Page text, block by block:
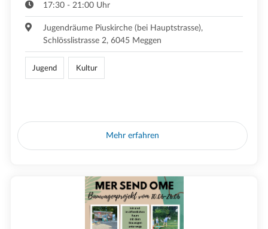
17:30 - 21:00 Uhr
Jugendräume Piuskirche (bei Hauptstrasse),
Schlösslistrasse 2, 6045 Meggen
Jugend Kultur
Mehr erfahren